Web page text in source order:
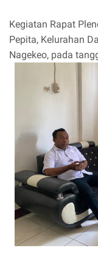
Kegiatan Rapat
Pepita, Kelurahan
Nagekeo, pada